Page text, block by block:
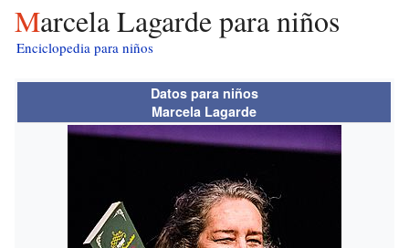
Marcela Lagarde para niños
Enciclopedia para niños
Datos para niños
Marcela Lagarde